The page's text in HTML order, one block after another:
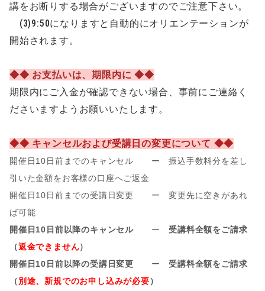
講をお断りする場合がございますのでご注意下さい。
(3)9:50になりますと自動的にオリエンテーションが
開始されます。
◆◆ お支払いは、期限内に ◆◆
期限内にご入金が確認できない場合、事前にご連絡く
ださいますようお願いいたします。
◆◆ キャンセルおよび受講日の変更について ◆◆
開催日10日前までのキャンセル ー 振込手数料分を差し
引いた金額をお客様の口座へご返金
開催日10日前までの受講日変更 ー 変更先に空きがあれ
ば可能
開催日10日前以降のキャンセル ー受講料全額をご請求
（返金できません）
開催日10日前以降の受講日変更 ー受講料全額をご請求
（別途、新規でのお申し込みが必要）